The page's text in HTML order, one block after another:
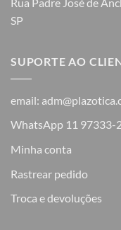
SP
SUPORTE AO
email:
WhatsApp 11 97333-
Minha conta
Rastrear pedido
Troca e devoluções